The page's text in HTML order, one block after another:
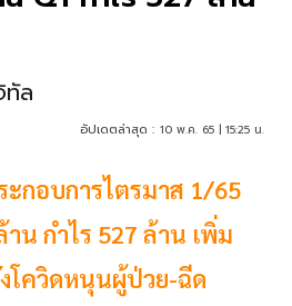
ทัล
อัปเดตล่าสุด : 10 พ.ค. 65 | 15:25 น.
กอบการไตรมาส 1/65
น กำไร 527 ล้าน เพิ่ม
โควิดหนุนผู้ป่วย-ฉีด